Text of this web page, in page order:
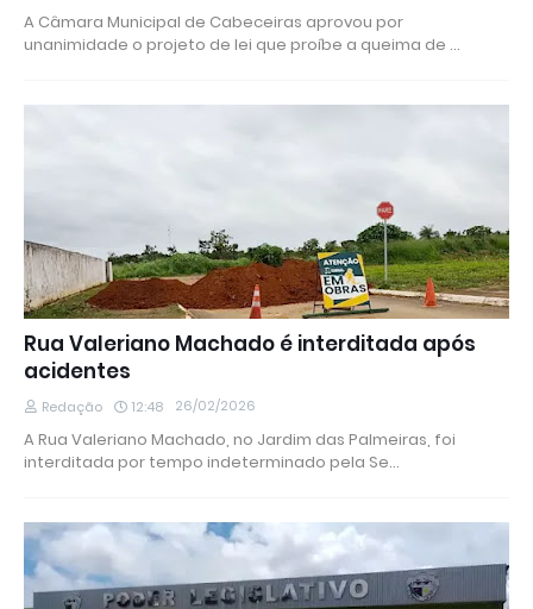
A Câmara Municipal de Cabeceiras aprovou por
unanimidade o projeto de lei que proíbe a queima de …
Rua Valeriano Machado é interditada após
acidentes
Redação 12:48 26/02/2026
A Rua Valeriano Machado, no Jardim das Palmeiras, foi
interditada por tempo indeterminado pela Se…